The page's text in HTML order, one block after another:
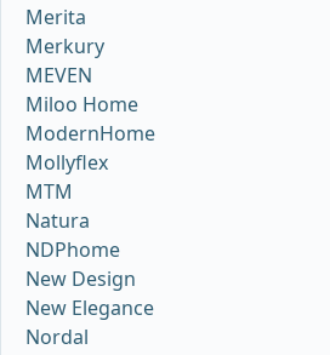
Merita
Merkury
MEVEN
Miloo Home
ModernHome
Mollyflex
MTM
Natura
NDPhome
New Design
New Elegance
Nordal